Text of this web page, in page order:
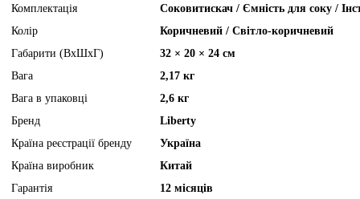
Комплектація
Соковитискач / Ємність для соку /
Колір
Коричневий / Світло-коричневий
Габарити (ВхШхГ)
32 × 20 × 24 см
Вага
2,17 кг
Вага в упаковці
2,6 кг
Бренд
Liberty
Країна реєстрації бренду
Україна
Країна виробник
Китай
Гарантія
12 місяців